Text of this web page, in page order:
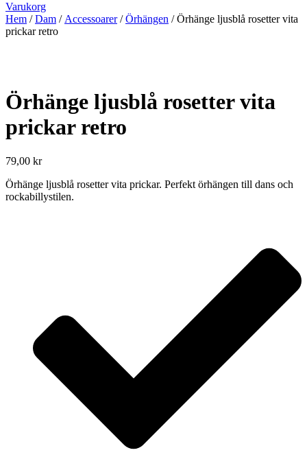
Varukorg
Hem /Dam / Accessoarer/Örhängen / Örhänge ljusblå rosetter vita
prickar retro
Örhänge ljusblå rosetter vita
prickar retro
79,00 kr
Örhänge ljusblå rosetter vita prickar. Perfekt örhängen till dans och
rockabillystilen.